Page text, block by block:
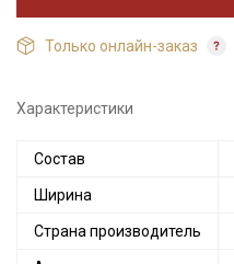
Только онлайн-заказ
Характеристики
Состав
Ширина
Страна производитель